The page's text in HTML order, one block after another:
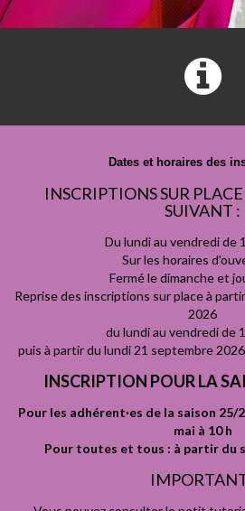
Dates et horaires des
INSCRIPTIONS SUR
SUIVANT :
Du lundi au vendredi de
Sur les horaires
Fermé le dimanche et
Reprise des inscriptions sur place à
2026
du lundi au vendredi de
puis à partir du lundi 21 septembre
INSCRIPTION POUR LA
Pour les adhérent·es de la saison 25/
mai à 10 h
Pour toutes et tous : à partir du